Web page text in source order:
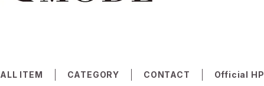
ALL ITEM CATEGORY CONTACT Official HP